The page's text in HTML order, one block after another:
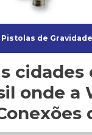
Pistolas de Gravidade
cidades
onde a